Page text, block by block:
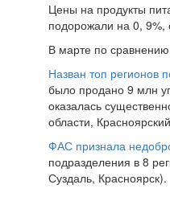
Цены на продукты
подорожали на 0, 9%,
В марте по
Назван топ регионов
было продано 9 млн
оказалась
области,
ФАС признала
подразделения в 8
Суздаль, Красноярск).